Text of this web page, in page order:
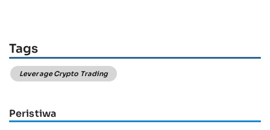
Tags
Leverage Crypto Trading
Peristiwa